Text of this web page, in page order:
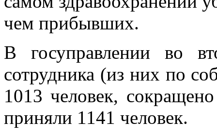
чем прибывших.
В госуправлении во
сотрудника (из них по
1013 человек,
приняли 1141 человек.